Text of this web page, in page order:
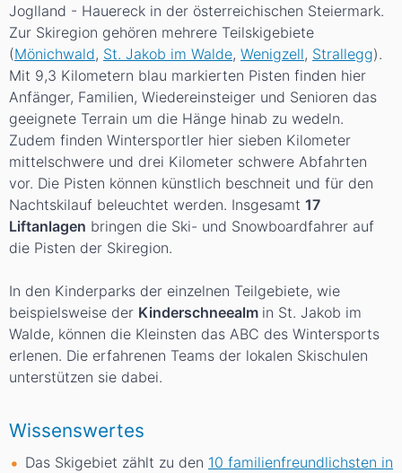
Joglland - Hauereck in der österreichischen Steiermark.
Zur Skiregion gehören mehrere Teilskigebiete
(Mönichwald, St. Jakob im Walde, Wenigzell, Strallegg).
Mit 9,3 Kilometern blau markierten Pisten finden hier
Anfänger, Familien, Wiedereinsteiger und Senioren das
geeignete Terrain um die Hänge hinab zu wedeln.
Zudem finden Wintersportler hier sieben Kilometer
mittelschwere und drei Kilometer schwere Abfahrten
vor. Die Pisten können künstlich beschneit und für den
Nachtskilauf beleuchtet werden. Insgesamt 17
Liftanlagen bringen die Ski- und Snowboardfahrer auf
die Pisten der Skiregion.
In den Kinderparks der einzelnen Teilgebiete, wie
beispielsweise der Kinderschneealm in St. Jakob im
Walde, können die Kleinsten das ABC des Wintersports
erlenen. Die erfahrenen Teams der lokalen Skischulen
unterstützen sie dabei.
Wissenswertes
Das Skigebiet zählt zu den 10 familienfreundlichsten in